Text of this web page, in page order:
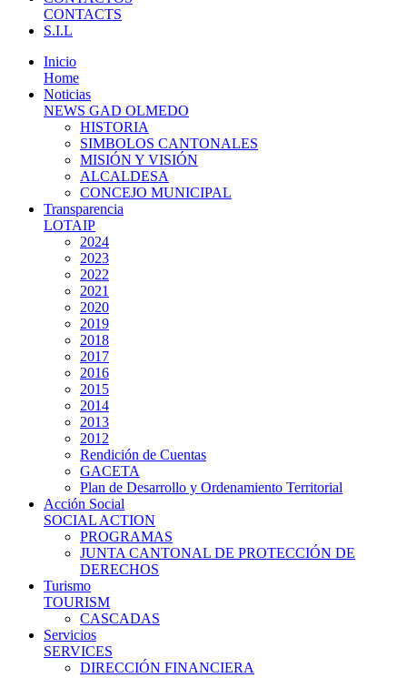
CONTACTS
S.I.L
Inicio
Home
Noticias
NEWS GAD OLMEDO
HISTORIA
SIMBOLOS CANTONALES
MISIÓN Y VISIÓN
ALCALDESA
CONCEJO MUNICIPAL
Transparencia
LOTAIP
2024
2023
2022
2021
2020
2019
2018
2017
2016
2015
2014
2013
2012
Rendición de Cuentas
GACETA
Plan de Desarrollo y Ordenamiento Territorial
Acción Social
SOCIAL ACTION
PROGRAMAS
JUNTA CANTONAL DE PROTECCIÓN DE
DERECHOS
Turismo
TOURISM
CASCADAS
Servicios
SERVICES
DIRECCIÓN FINANCIERA